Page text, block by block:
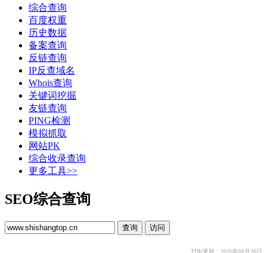
综合查询
百度权重
历史数据
备案查询
反链查询
IP反查域名
Whois查询
关键词挖掘
友链查询
PING检测
模拟抓取
网站PK
综合收录查询
更多工具>>
SEO综合查询
TDK更新：2026年06月26日